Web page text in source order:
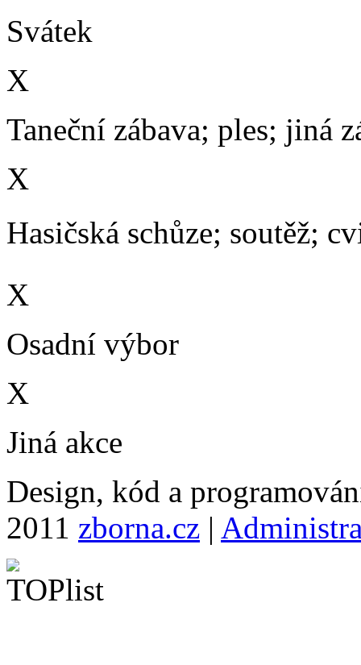
Svátek
X
Taneční zábava; ples; jiná
X
Hasičská schůze; soutěž;
X
Osadní výbor
X
Jiná akce
Design, kód a
2011 zborna.cz |